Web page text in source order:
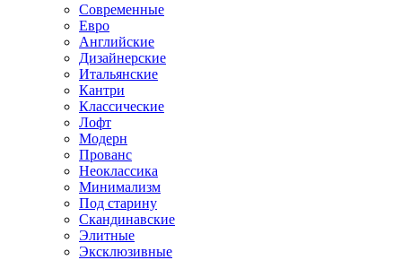
Современные
Евро
Английские
Дизайнерские
Итальянские
Кантри
Классические
Лофт
Модерн
Прованс
Неоклассика
Минимализм
Под старину
Скандинавские
Элитные
Эксклюзивные